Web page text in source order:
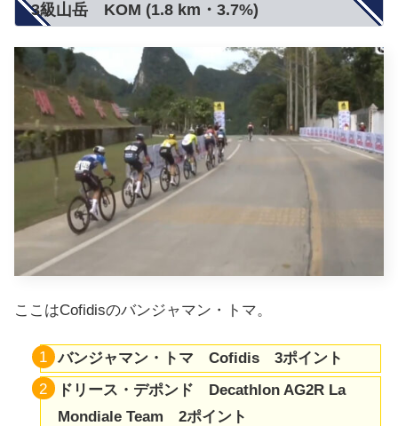
3級山岳 KOM (1.8 km・3.7%)
ここはCofidisのバンジャマン・トマ。
バンジャマン・トマ Cofidis 3ポイント
ドリース・デポンド Decathlon AG2R La
Mondiale Team 2ポイント